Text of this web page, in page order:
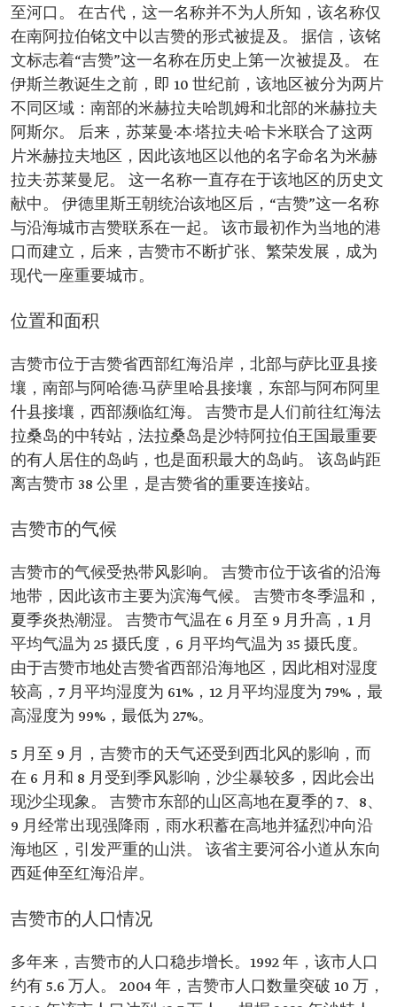
至河口。 在古代，这一名称并不为人所知，该名称仅
在南阿拉伯铭文中以吉赞的形式被提及。 据信，该铭
文标志着“吉赞”这一名称在历史上第一次被提及。 在
伊斯兰教诞生之前，即 10 世纪前，该地区被分为两片
不同区域：南部的米赫拉夫哈凯姆和北部的米赫拉夫
阿斯尔。 后来，苏莱曼·本·塔拉夫·哈卡米联合了这两
片米赫拉夫地区，因此该地区以他的名字命名为米赫
拉夫·苏莱曼尼。 这一名称一直存在于该地区的历史文
献中。 伊德里斯王朝统治该地区后，“吉赞”这一名称
与沿海城市吉赞联系在一起。 该市最初作为当地的港
口而建立，后来，吉赞市不断扩张、繁荣发展，成为
现代一座重要城市。
位置和面积
吉赞市位于吉赞省西部红海沿岸，北部与萨比亚县接
壤，南部与阿哈德·马萨里哈县接壤，东部与阿布阿里
什县接壤，西部濒临红海。 吉赞市是人们前往红海法
拉桑岛的中转站，法拉桑岛是沙特阿拉伯王国最重要
的有人居住的岛屿，也是面积最大的岛屿。 该岛屿距
离吉赞市 38 公里，是吉赞省的重要连接站。
吉赞市的气候
吉赞市的气候受热带风影响。 吉赞市位于该省的沿海
地带，因此该市主要为滨海气候。 吉赞市冬季温和，
夏季炎热潮湿。 吉赞市气温在 6 月至 9 月升高，1 月
平均气温为 25 摄氏度，6 月平均气温为 35 摄氏度。
由于吉赞市地处吉赞省西部沿海地区，因此相对湿度
较高，7 月平均湿度为 61%，12 月平均湿度为 79%，最
高湿度为 99%，最低为 27%。
5 月至 9 月，吉赞市的天气还受到西北风的影响，而
在 6 月和 8 月受到季风影响，沙尘暴较多，因此会出
现沙尘现象。 吉赞市东部的山区高地在夏季的 7、8、
9 月经常出现强降雨，雨水积蓄在高地并猛烈冲向沿
海地区，引发严重的山洪。 该省主要河谷小道从东向
西延伸至红海沿岸。
吉赞市的人口情况
多年来，吉赞市的人口稳步增长。1992 年，该市人口
约有 5.6 万人。 2004 年，吉赞市人口数量突破 10 万，